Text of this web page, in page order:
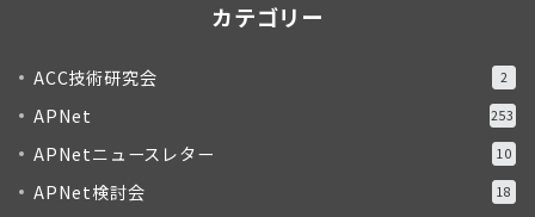
カテゴリー
ACC技術研究会 2
APNet 253
APNetニュースレター 10
APNet検討会 18